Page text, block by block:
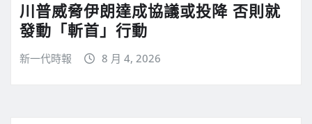
川普威脅伊朗達成協議或投降 否則就
發動「斬首」行動
新一代時報 8 月 4, 2026